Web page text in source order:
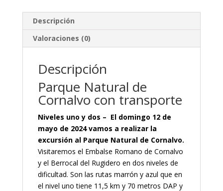
Descripción
Valoraciones (0)
Descripción
Parque Natural de
Cornalvo con transporte
Niveles uno y dos – El domingo 12 de
mayo de 2024 vamos a realizar la
excursión al Parque Natural de Cornalvo.
Visitaremos el Embalse Romano de Cornalvo
y el Berrocal del Rugidero en dos niveles de
dificultad. Son las rutas marrón y azul que en
el nivel uno tiene 11,5 km y 70 metros DAP y